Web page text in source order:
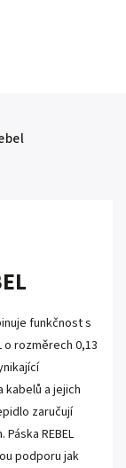
funkčnost s
o rozměrech 0,13
a jejich
zaručují
REBEL
podporu jak